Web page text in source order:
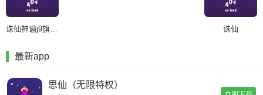
诛仙
最新app
思仙（无限特权）